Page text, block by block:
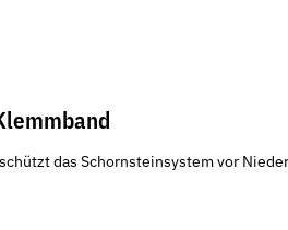
das Schornsteinsystem vor